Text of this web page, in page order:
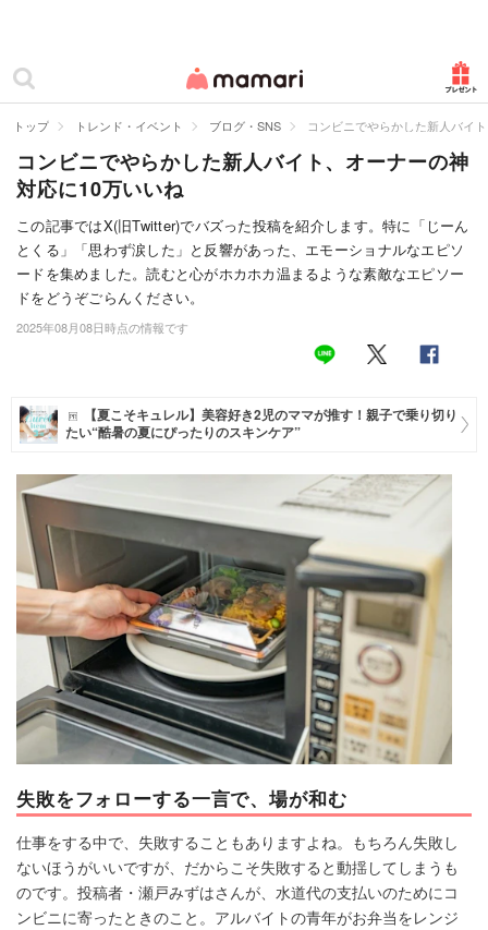
ママリ
カテゴリー一覧
妊娠
出産
赤ちゃん・育児
子育て・家族
お仕事
住まい
マネー
トレンド・イベント
トップ トレンド・イベント ブログ・SNS コンビニでやらかした新人バイ
コンビニでやらかした新人バイト、オーナーの神
対応に10万いいね
この記事ではX(旧Twitter)でバズった投稿を紹介します。特に「じーん
とくる」「思わず涙した」と反響があった、エモーショナルなエピソ
ードを集めました。読むと心がホカホカ温まるような素敵なエピソー
ドをどうぞごらんください。
2025年08月08日時点の情報です
【夏こそキュレル】美容好き2児のママが推す！親子で乗り切り
たい“酷暑の夏にぴったりのスキンケア”
失敗をフォローする一言で、場が和む
仕事をする中で、失敗することもありますよね。もちろん失敗し
ないほうがいいですが、だからこそ失敗すると動揺してしまうも
のです。投稿者・瀬戸みずはさんが、水道代の支払いのためにコ
ンビニに寄ったときのこと。アルバイトの青年がお弁当をレンジ